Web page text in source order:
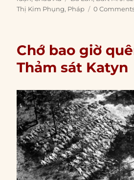
Thị Kim Phụng, Pháp 0
Chớ bao giờ
Thảm sát Katyn